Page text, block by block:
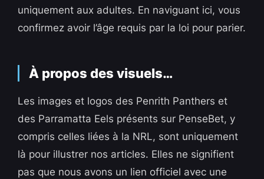
uniquement aux adultes. En naviguant ici, vous
confirmez avoir l’âge requis par la loi pour parier.
À propos des visuels…
Les images et logos des Penrith Panthers et
des Parramatta Eels présents sur PenseBet, y
compris celles liées à la NRL, sont uniquement
là pour illustrer nos articles. Elles ne signifient
pas que nous avons un lien officiel avec une